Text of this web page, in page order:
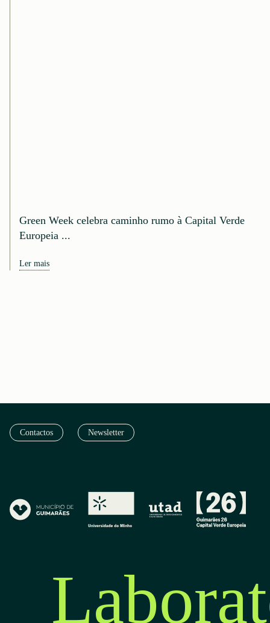
Green Week celebra caminho rumo à Capital Verde
Europeia ...
Ler mais
Contactos Newsletter